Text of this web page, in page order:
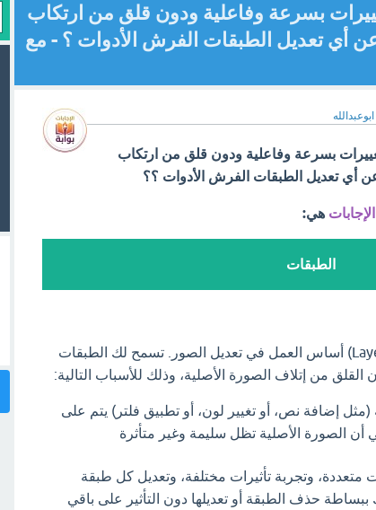
بسرعة وفاعلية ودون قلق من ارتكاب
أي تعديل الطبقات الفرش الأدوات ؟ - مع
ابوعبدالله
بسرعة وفاعلية ودون قلق من ارتكاب
أي تعديل الطبقات الفرش الأدوات ؟؟
هي:
الطبقات
(Layers) أساس العمل في تعديل الصور. تسمح لك الطبقات
من إتلاف الصورة الأصلية، وذلك للأسباب التالية:
إضافة نص، أو تغيير لون، أو تطبيق فلتر) يتم على
أن الصورة الأصلية تظل سليمة وغير متأثرة
وتجربة تأثيرات مختلفة، وتعديل كل طبقة
ببساطة حذف الطبقة أو تعديلها دون التأثير على باقي